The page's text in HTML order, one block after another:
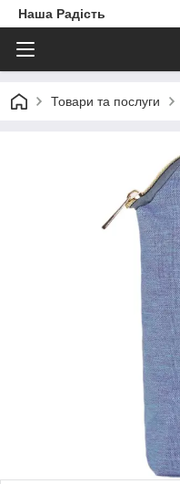
Наша Радість
Товари та послуги